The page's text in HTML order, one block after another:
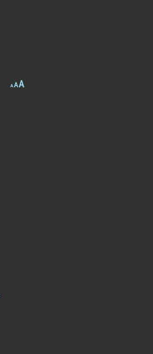
A Decrease font size.
AReset font size.
AIncrease font size.